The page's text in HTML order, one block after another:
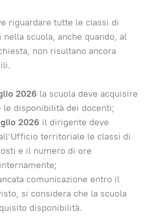
riguardare tutte le classi di
scuola, anche quando, al
non risultano ancora
2026 la scuola deve acquisire
disponibilità dei docenti;
2026 il dirigente deve
territoriale le classi di
e il numero di ore
comunicazione entro il
si considera che la scuola
disponibilità.